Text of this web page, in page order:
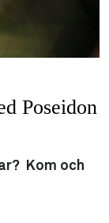
Poseidon
Kom och